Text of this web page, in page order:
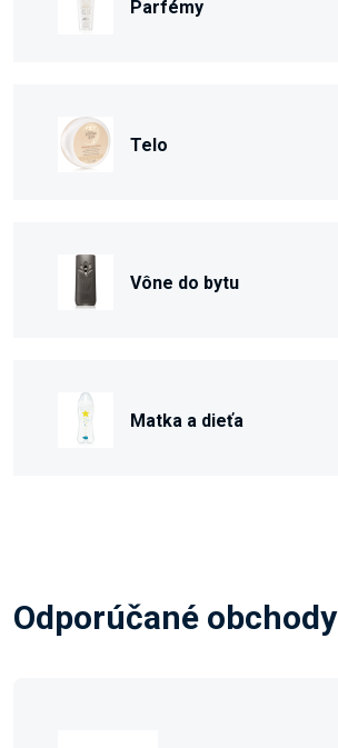
Parfémy
Telo
Vône do bytu
Matka a dieťa
Odporúčané obchody